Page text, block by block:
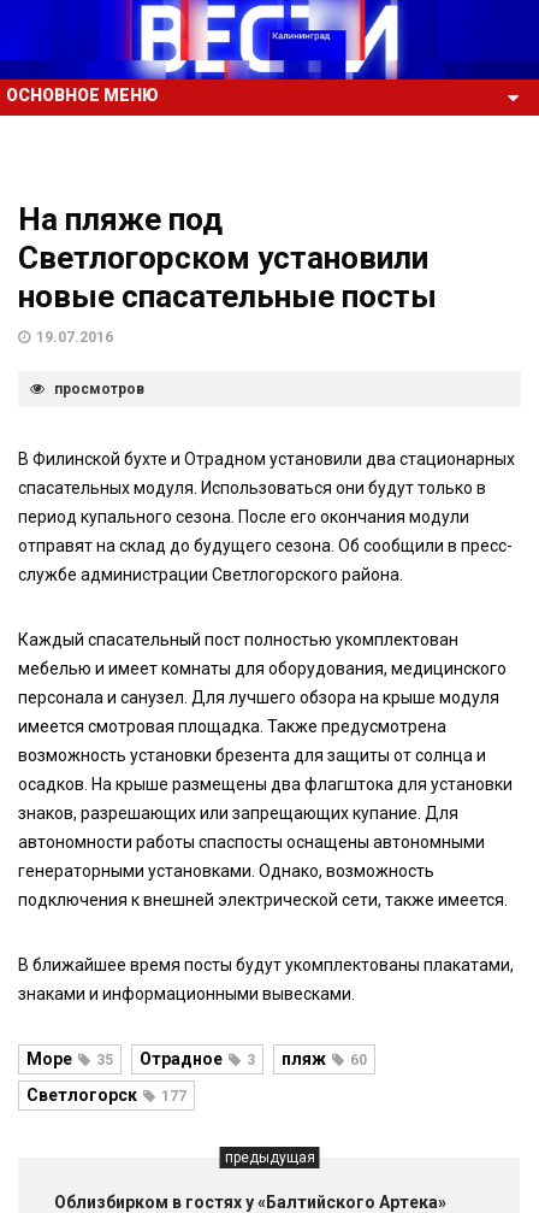
ОСНОВНОЕ МЕНЮ
На пляже под
Светлогорском установили
новые спасательные посты
19.07.2016
просмотров
В Филинской бухте и Отрадном установили два стационарных
спасательных модуля. Использоваться они будут только в
период купального сезона. После его окончания модули
отправят на склад до будущего сезона. Об сообщили в пресс-
службе администрации Светлогорского района.
Каждый спасательный пост полностью укомплектован
мебелью и имеет комнаты для оборудования, медицинского
персонала и санузел. Для лучшего обзора на крыше модуля
имеется смотровая площадка. Также предусмотрена
возможность установки брезента для защиты от солнца и
осадков. На крыше размещены два флагштока для установки
знаков, разрешающих или запрещающих купание. Для
автономности работы спаспосты оснащены автономными
генераторными установками. Однако, возможность
подключения к внешней электрической сети, также имеется.
В ближайшее время посты будут укомплектованы плакатами,
знаками и информационными вывесками.
Море 35 Отрадное 3 пляж 60
Светлогорск 177
предыдущая
Облизбирком в гостях у «Балтийского Артека»